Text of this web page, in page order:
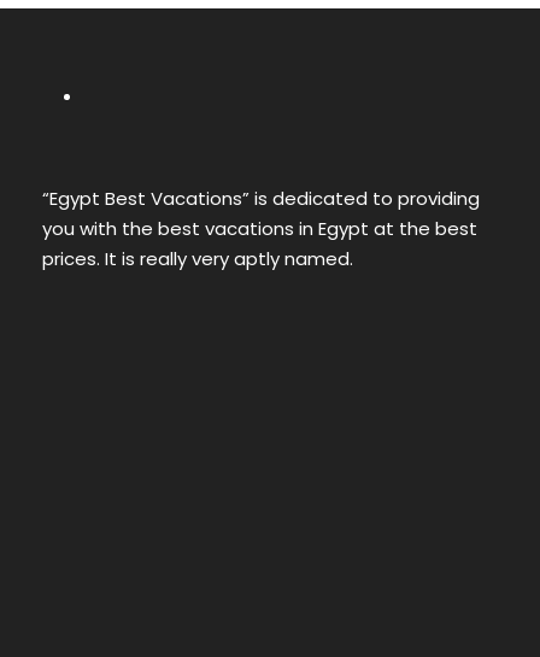
“Egypt Best Vacations” is dedicated to providing
you with the best vacations in Egypt at the best
prices. It is really very aptly named.